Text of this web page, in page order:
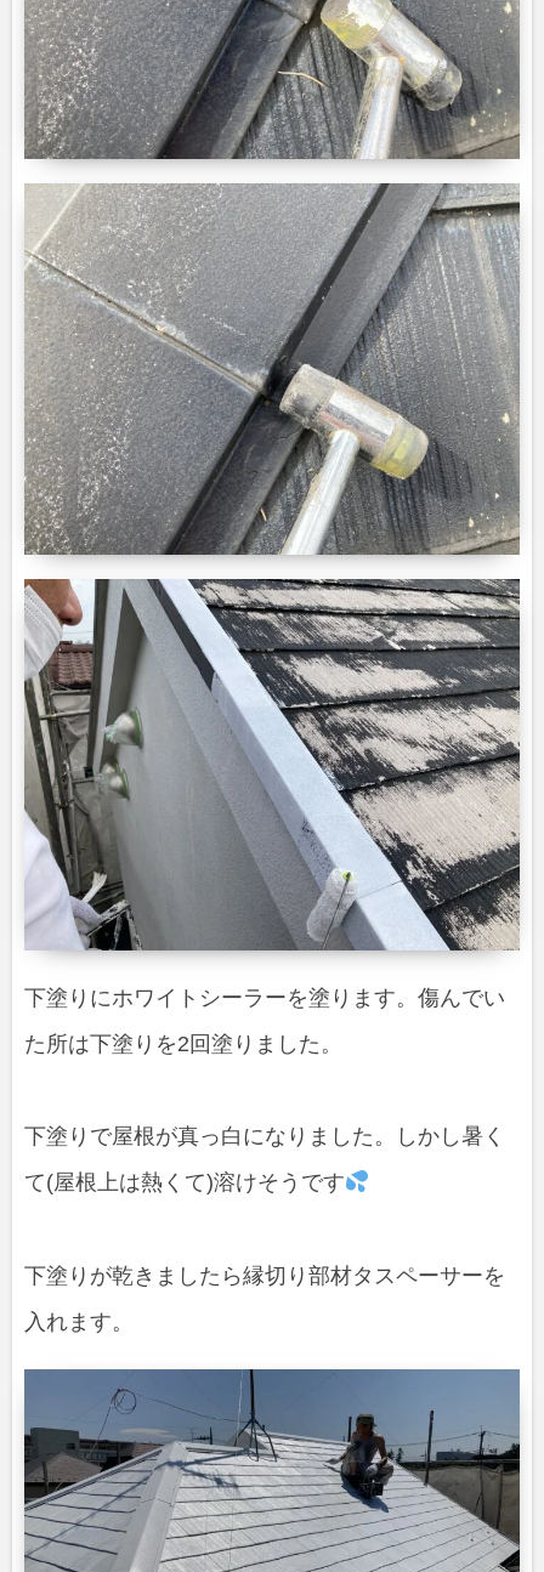
下塗りにホワイトシーラーを塗ります。傷んでい
た所は下塗りを2回塗りました。
下塗りで屋根が真っ白になりました。しかし暑く
て(屋根上は熱くて)溶けそうです
下塗りが乾きましたら縁切り部材タスペーサーを
入れます。